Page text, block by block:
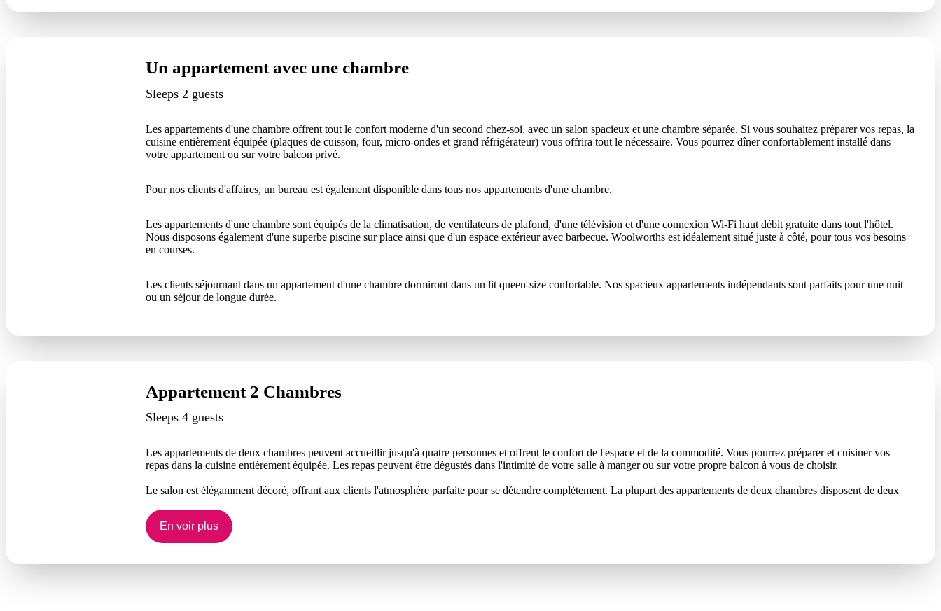
Un appartement avec une chambre
Sleeps 2 guests
Les appartements d'une chambre offrent tout le confort moderne d'un second chez-soi, avec un salon spacieux et une chambre séparée. Si vous souhaitez préparer vos repas, la
cuisine entièrement équipée (plaques de cuisson, four, micro-ondes et grand réfrigérateur) vous offrira tout le nécessaire. Vous pourrez dîner confortablement installé dans
votre appartement ou sur votre balcon privé.
Pour nos clients d'affaires, un bureau est également disponible dans tous nos appartements d'une chambre.
Les appartements d'une chambre sont équipés de la climatisation, de ventilateurs de plafond, d'une télévision et d'une connexion Wi-Fi haut débit gratuite dans tout l'hôtel.
Nous disposons également d'une superbe piscine sur place ainsi que d'un espace extérieur avec barbecue. Woolworths est idéalement situé juste à côté, pour tous vos besoins
en courses.
Les clients séjournant dans un appartement d'une chambre dormiront dans un lit queen-size confortable. Nos spacieux appartements indépendants sont parfaits pour une nuit
ou un séjour de longue durée.
Appartement 2 Chambres
Sleeps 4 guests
Les appartements de deux chambres peuvent accueillir jusqu'à quatre personnes et offrent le confort de l'espace et de la commodité. Vous pourrez préparer et cuisiner vos
repas dans la cuisine entièrement équipée. Les repas peuvent être dégustés dans l'intimité de votre salle à manger ou sur votre propre balcon à vous de choisir.
Le salon est élégamment décoré, offrant aux clients l'atmosphère parfaite pour se détendre complètement. La plupart des appartements de deux chambres disposent de deux
ou un lit queen et deux lits simples. Que vous séjourniez une nuit ou plusieurs semaines, les spacieux appartements indépendants sont parfaits pour les affaires ou les loisirs.
En voir plus